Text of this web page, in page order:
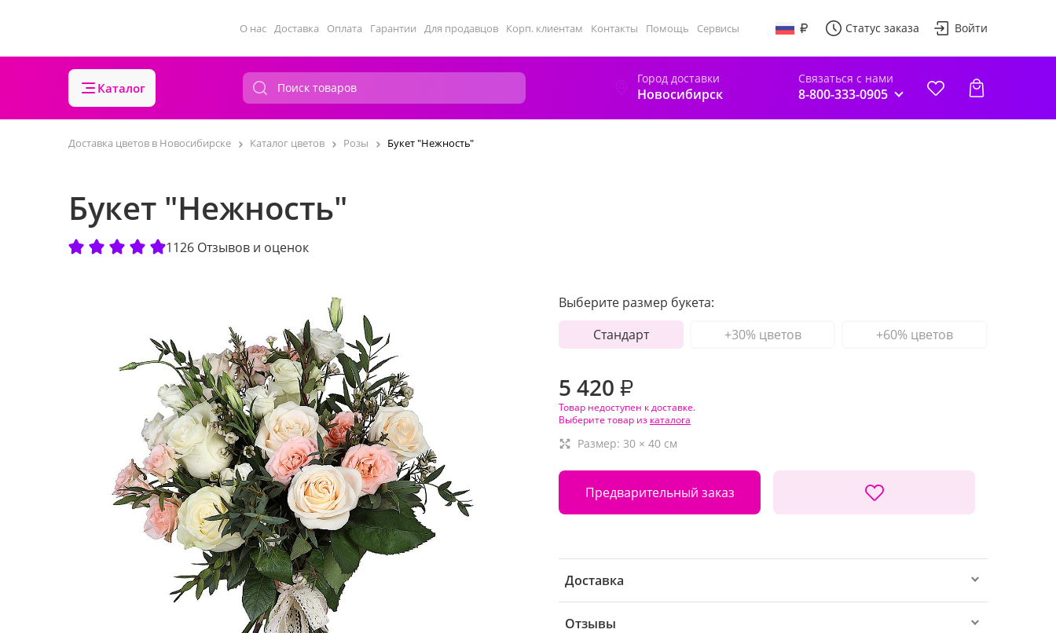
О нас Доставка Оплата Гарантии Для продавцов Корп. клиентам Контакты Помощь Сервисы Статус заказа Войти
Каталог
Город доставки
Новосибирск
Связаться с нами
8-800-333-0905
Доставка цветов в Новосибирске Каталог цветов Розы Букет "Нежность"
Букет "Нежность"
1126 Отзывов и оценок
Выберите размер букета:
Стандарт
+30% цветов +60% цветов
5 420 ₽
Товар недоступен к доставке.
Выберите товар из каталога
Размер: 30 × 40 см
Предварительный заказ
Доставка
Отзывы